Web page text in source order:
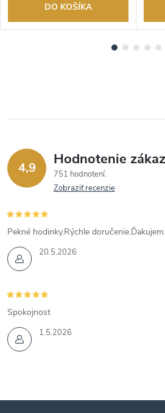
DO KOŠÍKA
4,9 Hodnotenie
751 hodnotení
Zobraziť recenzie
20.5.2026
Pekné hodinky.Rýchle doručenie.Ďakujem.
1.5.2026
Spokojnost